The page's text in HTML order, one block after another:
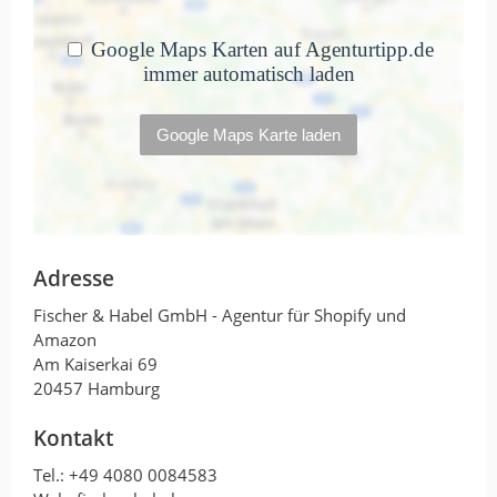
Antwort von Fischer & Habel GmbH
Vielen Dank für dein Feedback!
Sehr gute und fachlich
kompetente Agentur!
Über mehrere Jahre…
von Stefan Arnold · 25. Januar 2023
Sehr gute und fachlich kompetente
Agentur!
Über mehrere Jahre Zusammenarbeit
konnte uns das Fischer & Habel Team bei
vielen Projekten und einigen Hürden
Adresse
Fischer & Habel GmbH - Agentur für Shopify und
Amazon
Am Kaiserkai 69
20457 Hamburg
Kontakt
Tel.: +49 4080 0084583